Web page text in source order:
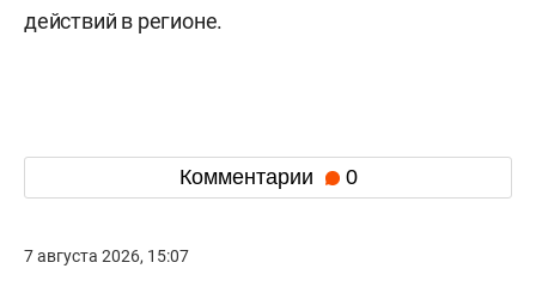
действий в регионе.
Комментарии 0
7 августа 2026, 15:07